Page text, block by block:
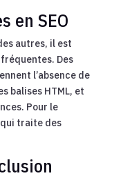
en SEO
autres, il est
Des
l’absence de
balises HTML, et
Pour le
traite des